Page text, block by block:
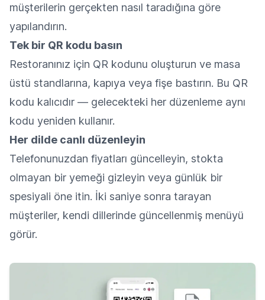
müşterilerin gerçekten nasıl taradığına göre
yapılandırın.
Tek bir QR kodu basın
Restoranınız için QR kodunu oluşturun ve masa
üstü standlarına, kapıya veya fişe bastırın. Bu QR
kodu kalıcıdır — gelecekteki her düzenleme aynı
kodu yeniden kullanır.
Her dilde canlı düzenleyin
Telefonunuzdan fiyatları güncelleyin, stokta
olmayan bir yemeği gizleyin veya günlük bir
spesiyali öne itin. İki saniye sonra tarayan
müşteriler, kendi dillerinde güncellenmiş menüyü
görür.